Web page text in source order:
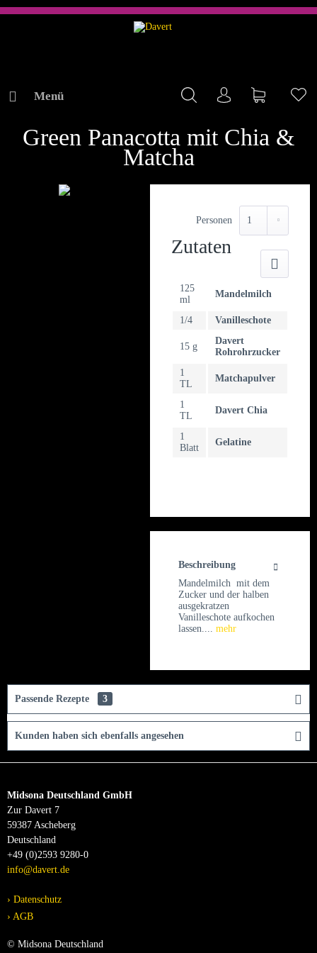
Menü Mein KontoWarenkorb
REZEPTE
Green Panacotta mit Chia &
Matcha
Personen
Zutaten
125
ml
Mandelmilch
1/4 Vanilleschote
15 g
Davert
Rohrohrzucker
1
TL
Matchapulver
1
TL
Davert Chia
1
Blatt
Gelatine
Beschreibung
Mandelmilch mit dem
Zucker und der halben
ausgekratzen
Vanilleschote aufkochen
lassen.... mehr
Passende Rezepte 3
Kunden haben sich ebenfalls angesehen
Midsona Deutschland GmbH
Zur Davert 7
59387 Ascheberg
Deutschland
+49 (0)2593 9280-0
info@davert.de
Datenschutz
AGB
© Midsona Deutschland